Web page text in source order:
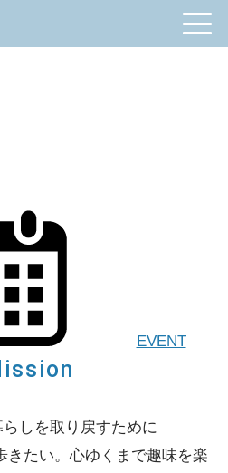
EVENT
しを取り戻すために
きたい。心ゆくまで趣味を楽